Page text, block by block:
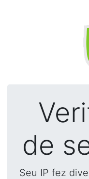
de
Seu IP fez